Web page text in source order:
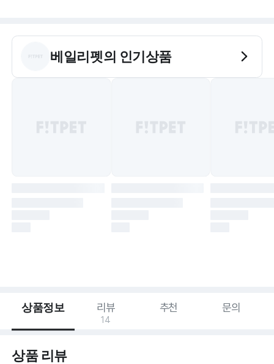
베일리펫의 인기상품
상품정보 리뷰
14
추천 문의
상품 리뷰